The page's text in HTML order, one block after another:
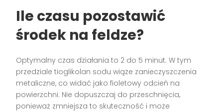
Ile czasu pozostawić
środek na feldze?
Optymalny czas działania to 2 do 5 minut. W tym
przedziale tioglikolan sodu wiąże zanieczyszczenia
metaliczne, co widać jako fioletowy odcień na
powierzchni. Nie dopuszczaj do przeschnięcia,
ponieważ zmniejsza to skuteczność i może